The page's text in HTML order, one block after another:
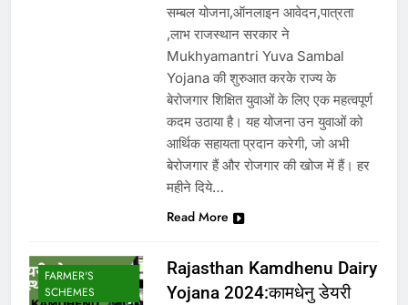
सम्बल योजना,ऑनलाइन आवेदन,पात्रता
,लाभ राजस्थान सरकार ने
Mukhyamantri Yuva Sambal
Yojana की शुरुआत करके राज्य के
बेरोजगार शिक्षित युवाओं के लिए एक महत्वपूर्ण
कदम उठाया है। यह योजना उन युवाओं को
आर्थिक सहायता प्रदान करेगी, जो अभी
बेरोजगार हैं और रोजगार की खोज में हैं। हर
महीने दिये…
Read More
FARMER'S
SCHEMES
Rajasthan Kamdhenu Dairy
Yojana 2024:कामधेनु डेयरी